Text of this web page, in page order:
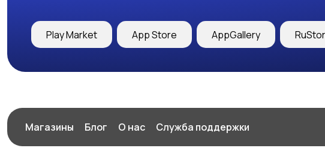
Play Market App Store AppGallery
Магазины Блог О нас Служба поддержки